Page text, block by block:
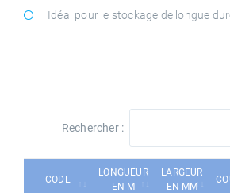
Idéal pour le stockage de longue
Rechercher :
CODE
LONGUEUR
EN M
LARGEUR
EN MM